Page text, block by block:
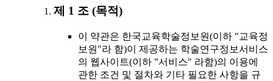
제 1 조 (목적)
이 약관은 한국교육학술정보원(이하 "교육정
보원"라 함)이 제공하는 학술연구정보서비스
의 웹사이트(이하 "서비스" 라함)의 이용에
관한 조건 및 절차와 기타 필요한 사항을 규